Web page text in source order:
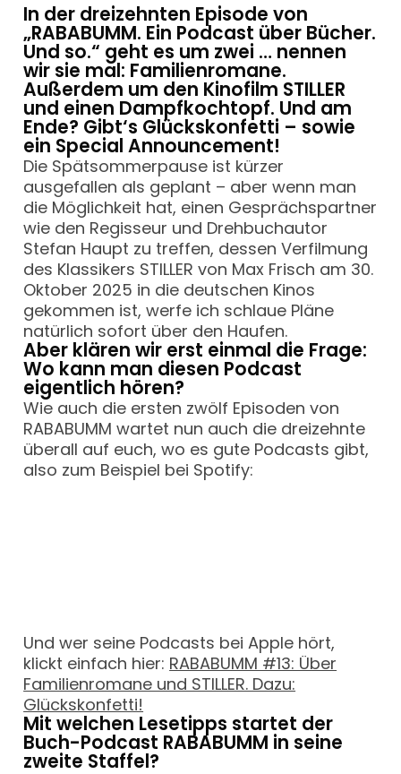
In der dreizehnten Episode von
„RABABUMM. Ein Podcast über Bücher.
Und so.“ geht es um zwei … nennen
wir sie mal: Familienromane.
Außerdem um den Kinofilm STILLER
und einen Dampfkochtopf. Und am
Ende? Gibt‘s Glückskonfetti – sowie
ein Special Announcement!
Die Spätsommerpause ist kürzer
ausgefallen als geplant – aber wenn man
die Möglichkeit hat, einen Gesprächspartner
wie den Regisseur und Drehbuchautor
Stefan Haupt zu treffen, dessen Verfilmung
des Klassikers STILLER von Max Frisch am 30.
Oktober 2025 in die deutschen Kinos
gekommen ist, werfe ich schlaue Pläne
natürlich sofort über den Haufen.
Aber klären wir erst einmal die Frage:
Wo kann man diesen Podcast
eigentlich hören?
Wie auch die ersten zwölf Episoden von
RABABUMM wartet nun auch die dreizehnte
überall auf euch, wo es gute Podcasts gibt,
also zum Beispiel bei Spotify:
Und wer seine Podcasts bei Apple hört,
klickt einfach hier: RABABUMM #13: Über
Familienromane und STILLER. Dazu:
Glückskonfetti!
Mit welchen Lesetipps startet der
Buch-Podcast RABABUMM in seine
zweite Staffel?